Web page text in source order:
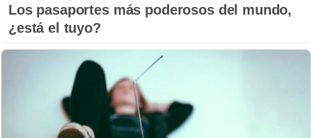
Los pasaportes más poderosos del mundo,
¿está el tuyo?